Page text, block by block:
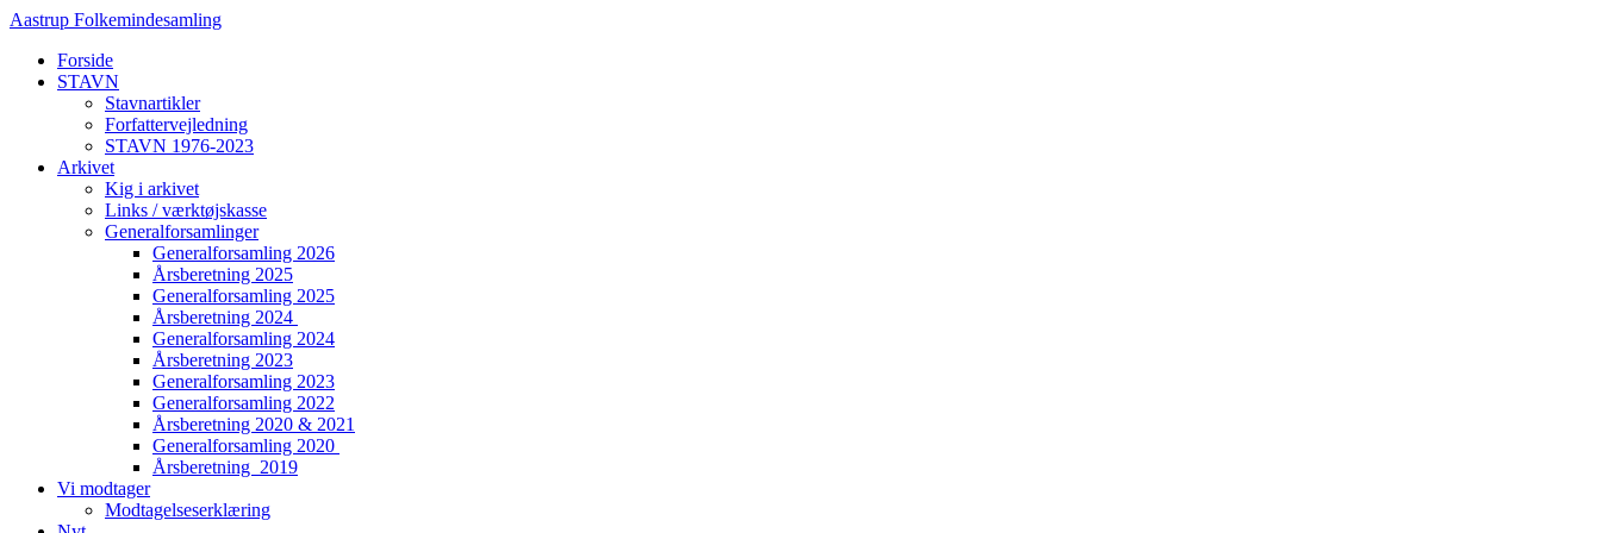
Videre
indhold
Aastrup Folkemindesamling
Forside
STAVN
Stavnartikler
Forfattervejledning
STAVN 1976-2023
Arkivet
Kig i arkivet
Links / værktøjskasse
Generalforsamlinger
Generalforsamling 2026
Årsberetning 2025
Generalforsamling 2025
Årsberetning 2024
Generalforsamling 2024
Årsberetning 2023
Generalforsamling 2023
Generalforsamling 2022
Årsberetning 2020 & 2021
Generalforsamling 2020
Årsberetning 2019
Vi modtager
Modtagelseserklæring